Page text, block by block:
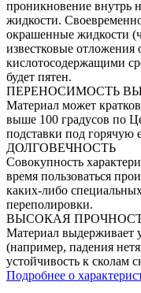
проникновение внутрь
жидкости.
окрашенные жидкости
известковые
кислотосодержащими
будет пятен.
ПЕРЕНОСИМОСТЬ
Материал может
выше 100 градусов по
подставки под горячую
ДОЛГОВЕЧНОСТЬ
Совокупность
время пользоваться
каких-либо
переполировки.
ВЫСОКАЯ
Материал выдерживает
(например, падения
устойчивость к сколам
Подробнее о